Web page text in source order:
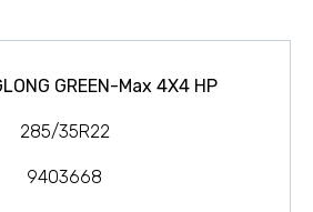
GREEN-Max 4X4 HP
285/35R22
9403668